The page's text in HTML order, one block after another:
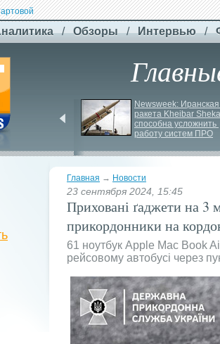
/ Обзоры / Интервью /
- ефективна
зарядка
Newsweek: Иранская
ракета Kheibar
способна усложнить
работу систем ПРО
Главная → Новости
23 сентября 2024, 15:45
Приховані ґаджети на 3
прикордонники на
61 ноутбук Apple Mac Book
рейсовому автобусі через